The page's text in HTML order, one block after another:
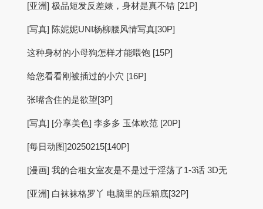
[亚洲] 极品短发反差婊，身材是真不错 [21P]
[写真] 陈妮妮UNI杨柳腰风情写真[30P]
这种身材的小母狗怎样才能喂饱 [15P]
给您看看刚被插过的小穴 [16P]
张嘴含住的是欲望[3P]
[写真] [分享美色] 李多多 玉体欧范 [20P]
[每日动图]20250215[140P]
[漫画] 我的合租女室友是不是过于淫荡了1-3话 3D无
[亚洲] 白袜袜格罗丫 电脑里的压箱底[32P]